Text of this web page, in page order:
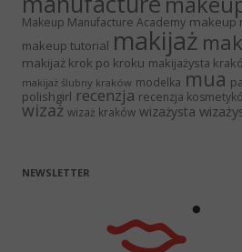
Makeup Manufacture Academy makeup
makeup tutorial makijaż
makijaż krok po kroku makijażysta
makijaż ślubny kraków modelka mua
polishgirl recenzja recenzja
wizaż wizaż kraków wizażysta
NEWSLETTER